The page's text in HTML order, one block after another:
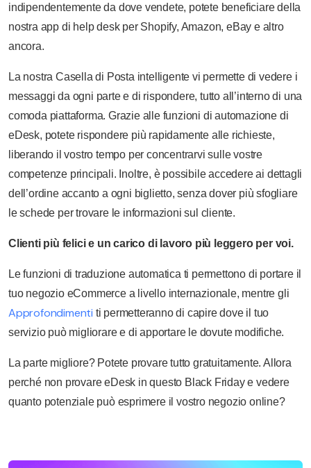
indipendentemente da dove vendete, potete beneficiare della
nostra app di help desk per Shopify, Amazon, eBay e altro
ancora.
La nostra Casella di Posta intelligente vi permette di vedere i
messaggi da ogni parte e di rispondere, tutto all’interno di una
comoda piattaforma. Grazie alle funzioni di automazione di
eDesk, potete rispondere più rapidamente alle richieste,
liberando il vostro tempo per concentrarvi sulle vostre
competenze principali. Inoltre, è possibile accedere ai dettagli
dell’ordine accanto a ogni biglietto, senza dover più sfogliare
le schede per trovare le informazioni sul cliente.
Clienti più felici e un carico di lavoro più leggero per voi.
Le funzioni di traduzione automatica ti permettono di portare il
tuo negozio eCommerce a livello internazionale, mentre gli
Approfondimenti ti permetteranno di capire dove il tuo
servizio può migliorare e di apportare le dovute modifiche.
La parte migliore? Potete provare tutto gratuitamente. Allora
perché non provare eDesk in questo Black Friday e vedere
quanto potenziale può esprimere il vostro negozio online?